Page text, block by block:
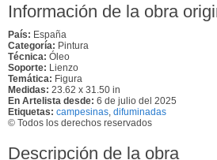
Información de la obra
País: España
Categoría: Pintura
Técnica: Óleo
Soporte: Lienzo
Temática: Figura
Medidas: 23.62 x 31.50 in
En Artelista desde: 6 de julio del 2025
Etiquetas: campesinas, difuminadas
© Todos los derechos reservados
Descripción de la obra